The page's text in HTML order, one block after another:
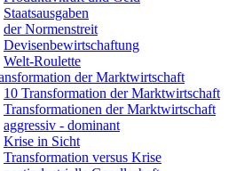
Staatsausgaben
der Normenstreit
Devisenbewirtschaftung
Welt-Roulette
der Marktwirtschaft
10 Transformation der Marktwirtschaft
Transformationen der Marktwirtschaft
aggressiv - dominant
Krise in Sicht
Transformation versus Krise